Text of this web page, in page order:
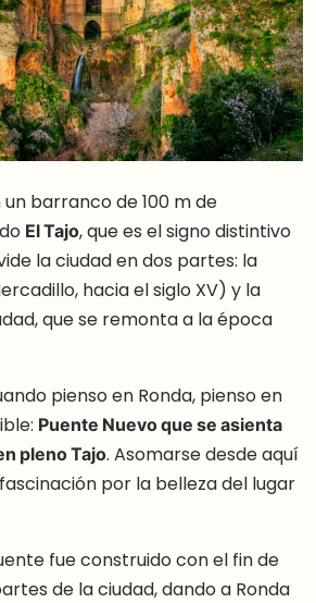
barranco de 100 m de
El Tajo, que es el signo distintivo
la ciudad en dos partes: la
hacia el siglo XV) y la
que se remonta a la época
pienso en Ronda, pienso en
Puente Nuevo que se asienta
pleno Tajo. Asomarse desde aquí
por la belleza del lugar
fue construido con el fin de
de la ciudad, dando a Ronda